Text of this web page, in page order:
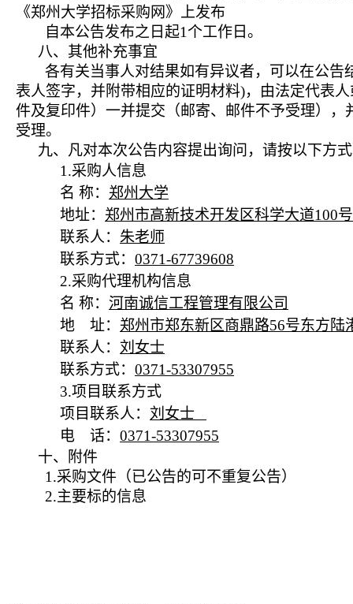
《郑州大学招标采购网》上发布
自本公告发布之日起1个工作日。
八、其他补充事宜
各有关当事人对结果如有异议者，可以在公
表人签字，并附带相应的证明材料)，由法定代表
件及复印件）一并提交（邮寄、邮件不予受理）
受理。
九、凡对本次公告内容提出询问，请按以下方
1.采购人信息
名 称： 郑州大学
地址： 郑州市高新技术开发区科学大道100号
联系人： 朱老师
联系方式： 0371-67739608
2.采购代理机构信息
名 称： 河南诚信工程管理有限公司
地 址： 郑州市郑东新区商鼎路56号东方陆
联系人： 刘女士
联系方式： 0371-53307955
3.项目联系方式
项目联系人： 刘女士
电 话： 0371-53307955
十、附件
1.采购文件（已公告的可不重复公告）
2.主要标的信息